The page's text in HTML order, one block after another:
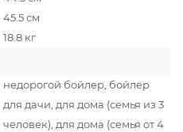
45.5 см
18.8 кг
недорогой бойлер, бойлер
для дачи, для дома (семья из 3
человек), для дома (семья от 4